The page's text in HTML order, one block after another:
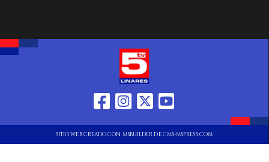
SITIO WEB CREADO CON MSBUILDER DE CMS-MSPRESS.COM